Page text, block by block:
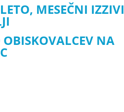
MESEČNI IZZIVI
NA